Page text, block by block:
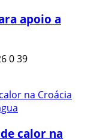
apoio a
039
calor na